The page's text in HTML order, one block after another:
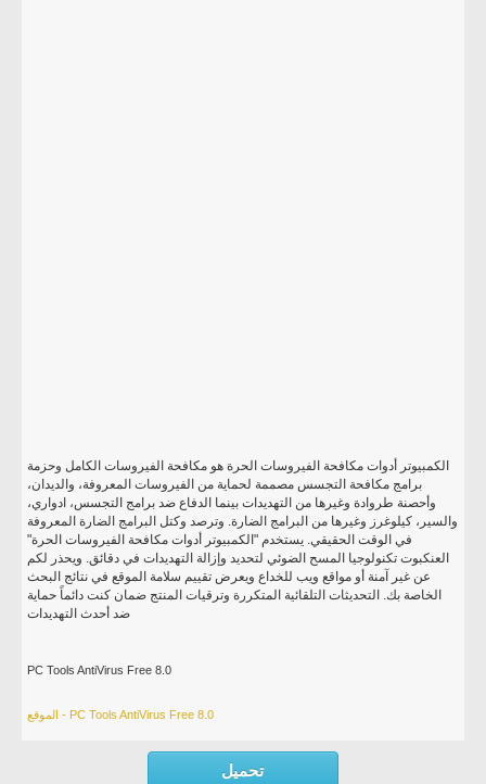
الكمبيوتر أدوات مكافحة الفيروسات الحرة هو مكافحة الفيروسات الكامل وحزمة
برامج مكافحة التجسس مصممة لحماية من الفيروسات المعروفة، والديدان،
وأحصنة طروادة وغيرها من التهديدات بينما الدفاع ضد برامج التجسس، ادواري،
والسير، كيلوغرز وغيرها من البرامج الضارة. وترصد وكتل البرامج الضارة المعروفة
في الوقت الحقيقي. يستخدم "الكمبيوتر أدوات مكافحة الفيروسات الحرة"
العنكبوت تكنولوجيا المسح الضوئي لتحديد وإزالة التهديدات في دقائق. ويحذر لكم
عن غير آمنة أو مواقع ويب للخداع ويعرض تقييم سلامة الموقع في نتائج البحث
الخاصة بك. التحديثات التلقائية المتكررة وترقيات المنتج ضمان كنت دائماً حماية
ضد أحدث التهديدات
PC Tools AntiVirus Free 8.0
الموقع - PC Tools AntiVirus Free 8.0
تحميل